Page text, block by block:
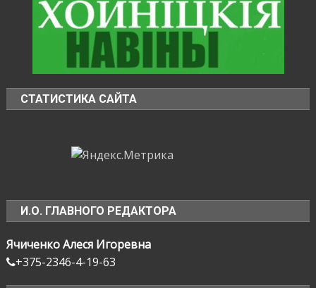
СТАТИСТИКА САЙТА
И.О. ГЛАВНОГО РЕДАКТОРА
Ячиченко Алеся Игоревна
+375-2346-4-19-63